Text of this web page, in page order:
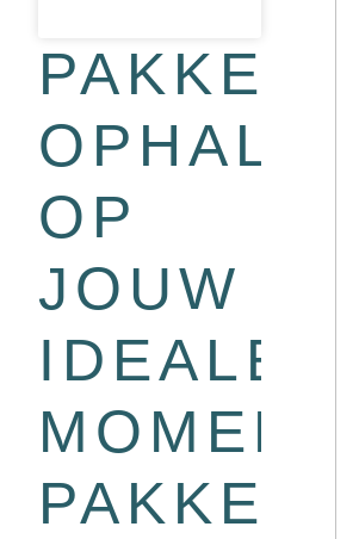
OPHALEN
OP
JOUW
IDEALE
MOMENT: